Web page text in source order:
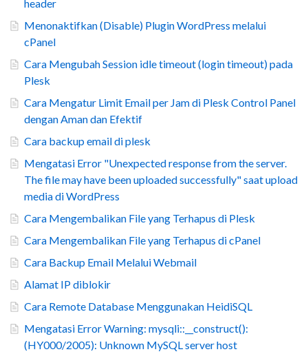
header
Menonaktifkan (Disable) Plugin WordPress melalui
cPanel
Cara Mengubah Session idle timeout (login timeout) pada
Plesk
Cara Mengatur Limit Email per Jam di Plesk Control Panel
dengan Aman dan Efektif
Cara backup email di plesk
Mengatasi Error "Unexpected response from the server.
The file may have been uploaded successfully" saat upload
media di WordPress
Cara Mengembalikan File yang Terhapus di Plesk
Cara Mengembalikan File yang Terhapus di cPanel
Cara Backup Email Melalui Webmail
Alamat IP diblokir
Cara Remote Database Menggunakan HeidiSQL
Mengatasi Error Warning: mysqli::__construct():
(HY000/2005): Unknown MySQL server host